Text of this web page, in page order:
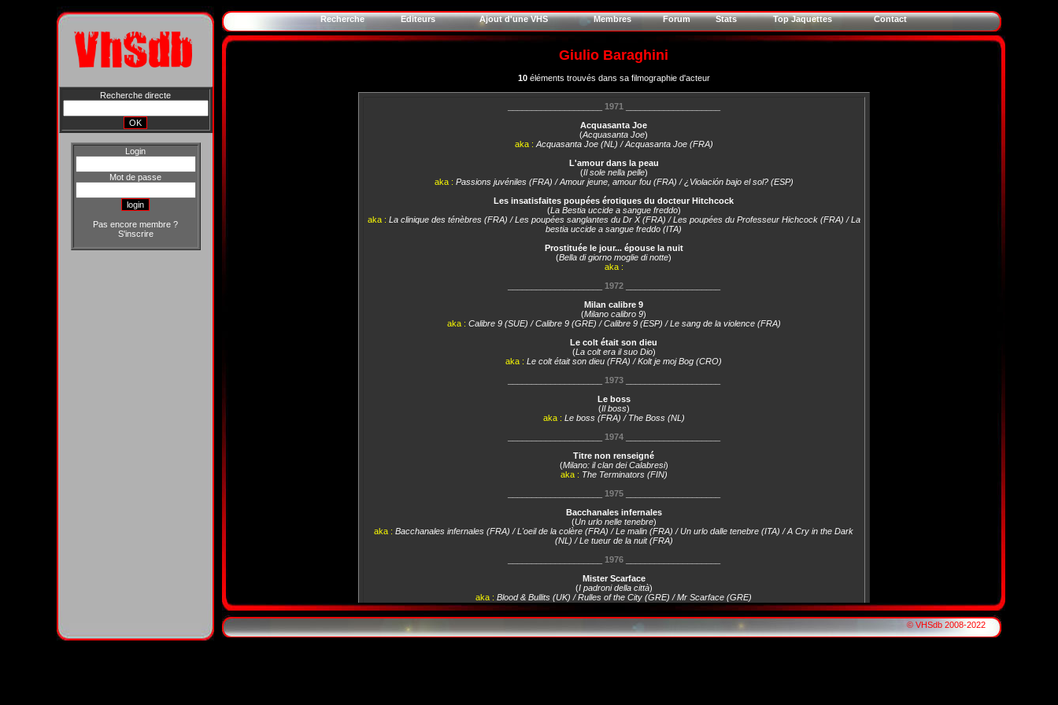
Recherche directe
Login
Mot de passe
Pas encore membre ?
S'inscrire
Recherche Editeurs Ajout d'une VHS Membres Forum Stats Top Jaquettes Contact
Giulio Baraghini
10éléments trouvés dans sa filmographie d'acteur
1971
Acquasanta Joe
(Acquasanta Joe)
aka : Acquasanta Joe (NL) / Acquasanta Joe (FRA)
L'amour dans la peau
(Il sole nella pelle)
aka : Passions juvéniles (FRA) / Amour jeune, amour fou (FRA) / ¿Violación bajo el sol? (ESP)
Les insatisfaites poupées érotiques du docteur Hitchcock
(La Bestia uccide a sangue freddo)
aka : La clinique des ténèbres (FRA) / Les poupées sanglantes du Dr X (FRA) / Les poupées du Professeur Hichcock (FRA) / La
bestia uccide a sangue freddo (ITA)
Prostituée le jour... épouse la nuit
(Bella di giorno moglie di notte)
aka :
1972____________________
Milan calibre 9
(Milano calibro 9)
aka : Calibre 9 (SUE) / Calibre 9 (GRE) / Calibre 9 (ESP) / Le sang de la violence (FRA)
Le colt était son dieu
(La colt era il suo Dio)
aka : Le colt était son dieu (FRA) / Kolt je moj Bog (CRO)
1973____________________
Le boss
(Il boss)
aka : Le boss (FRA) / The Boss (NL)
1974____________________
Titre non renseigné
(Milano: il clan dei Calabresi)
aka : The Terminators (FIN)
1975____________________
Bacchanales infernales
(Un urlo nelle tenebre)
aka : Bacchanales infernales (FRA) / L'oeil de la colère (FRA) / Le malin (FRA) / Un urlo dalle tenebre (ITA) / A Cry in the Dark
(NL) / Le tueur de la nuit (FRA)
1976____________________
Mister Scarface
(I padroni della città)
aka : Blood & Bullits (UK) / Rulles of the City (GRE) / Mr Scarface (GRE)
© VHSdb 2008-2022